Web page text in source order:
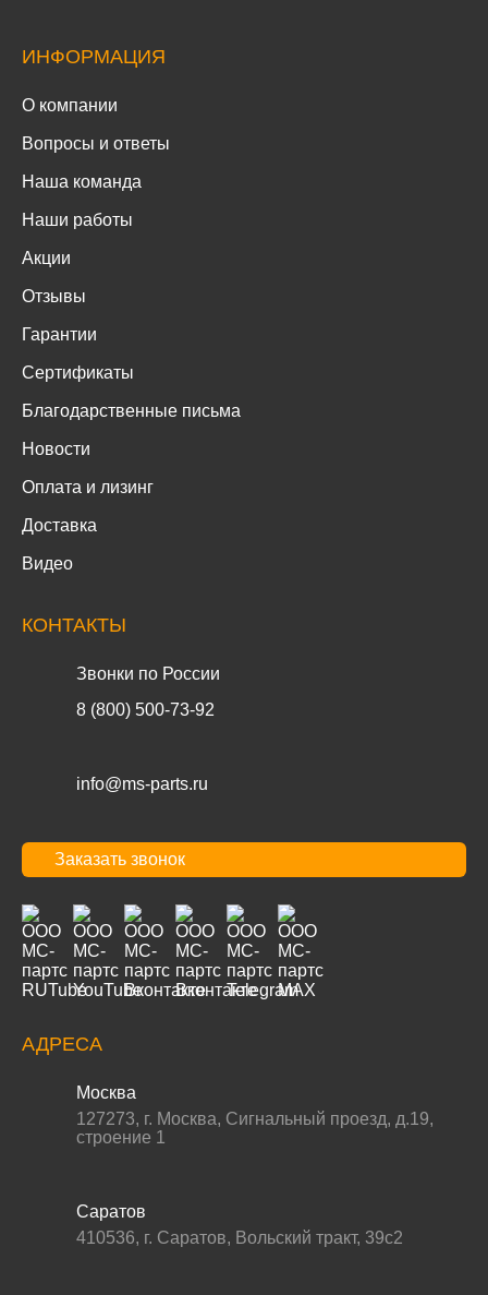
ИНФОРМАЦИЯ
О компании
Вопросы и ответы
Наша команда
Наши работы
Акции
Отзывы
Гарантии
Сертификаты
Благодарственные письма
Новости
Оплата и лизинг
Доставка
Видео
КОНТАКТЫ
Звонки по России
8 (800) 500-73-92
info@ms-parts.ru
Заказать звонок
АДРЕСА
Москва
127273, г. Москва, Сигнальный проезд, д.19,
строение 1
Саратов
410536, г. Саратов, Вольский тракт, 39с2